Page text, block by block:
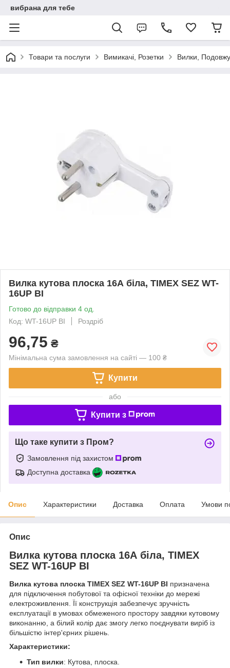
вибрана для тебе
Товари та послуги Вимикачі, Розетки Вилки,
Вилка кутова плоска 16А біла, TIMEX SEZ WT-
16UP BI
Готово до відправки 4 од.
Код: WT-16UP BI
Роздріб
96,75 ₴
Мінімальна сума замовлення на сайті — 100 ₴
Купити
або
Купити з
Що таке купити з Пром?
Замовлення під захистом
Доступна доставка
Опис Характеристики Доставка Оплата Умови
Опис
Вилка кутова плоска 16А біла, TIMEX
SEZ WT-16UP BI
Вилка кутова плоска TIMEX SEZ WT-16UP BI призначена
для підключення побутової та офісної техніки до мережі
електроживлення. Її конструкція забезпечує зручність
експлуатації в умовах обмеженого простору завдяки кутовому
виконанню, а білий колір дає змогу легко поєднувати виріб із
більшістю інтер'єрних рішень.
Характеристики:
Тип вилки: Кутова, плоска.